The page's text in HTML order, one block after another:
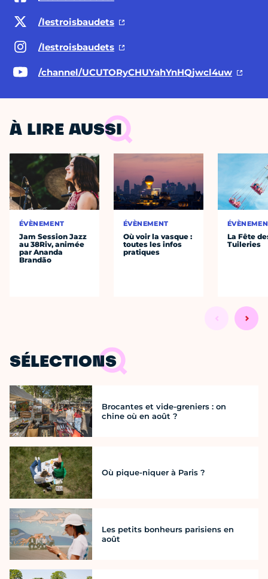
/lestroisbaudets
/lestroisbaudets
/channel/UCUTORyCHUYahYnHQjwcl4uw
À LIRE AUSSI
ÉVÈNEMENT
Jam Session Jazz
au 38Riv, animée
par Ananda
Brandão
ÉVÈNEMENT
Où voir la vasque :
toutes les infos
pratiques
La Fête
Tuileries
SÉLECTIONS
Brocantes et vide-greniers : on
chine où en août ?
Où pique-niquer à Paris ?
Les petits bonheurs parisiens en
août